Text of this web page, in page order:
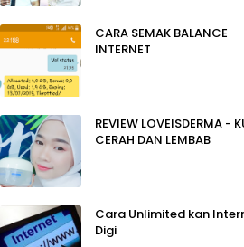
CARA SEMAK BALANCE
INTERNET
REVIEW LOVEISDERMA -
CERAH DAN LEMBAB
Cara Unlimited kan
Digi